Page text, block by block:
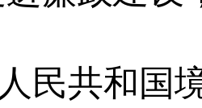
民共和国